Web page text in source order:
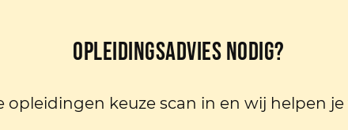
Opleidingsadvies nodig?
opleidingen keuze scan in en wij helpen je